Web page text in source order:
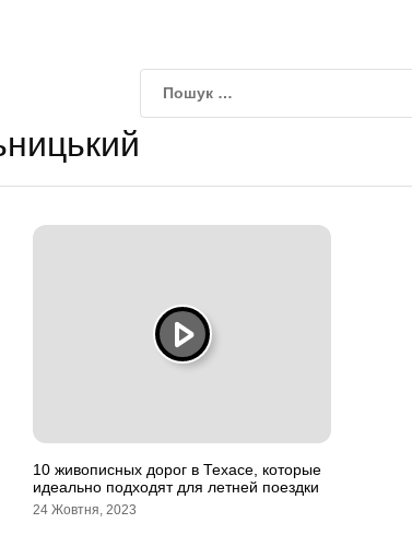
10 живописных дорог в Техасе, которые
идеально подходят для летней поездки
24 Жовтня, 2023